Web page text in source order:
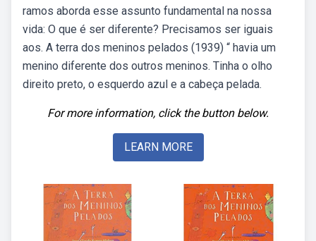
ramos aborda esse assunto fundamental na nossa
vida: O que é ser diferente? Precisamos ser iguais
aos. A terra dos meninos pelados (1939) “ havia um
menino diferente dos outros meninos. Tinha o olho
direito preto, o esquerdo azul e a cabeça pelada.
For more information, click the button below.
LEARN MORE